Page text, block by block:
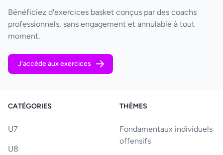
Bénéficiez d'exercices basket conçus par des coachs
professionnels, sans engagement et annulable à tout
moment.
J'accède aux exercices
CATÉGORIES
U7
U8
THÈMES
Fondamentaux individuels
offensifs